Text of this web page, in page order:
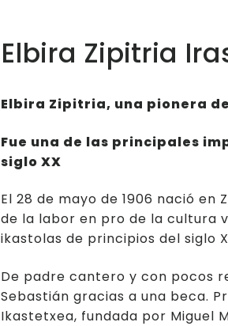
Elbira Zipitria
Elbira Zipitria, una pionera
Fue una de las principales
siglo XX
El 28 de mayo de 1906 nació
de la labor en pro de la cultura
ikastolas de principios del siglo
De padre cantero y con pocos
Sebastián gracias a una beca.
Ikastetxea, fundada por Miguel